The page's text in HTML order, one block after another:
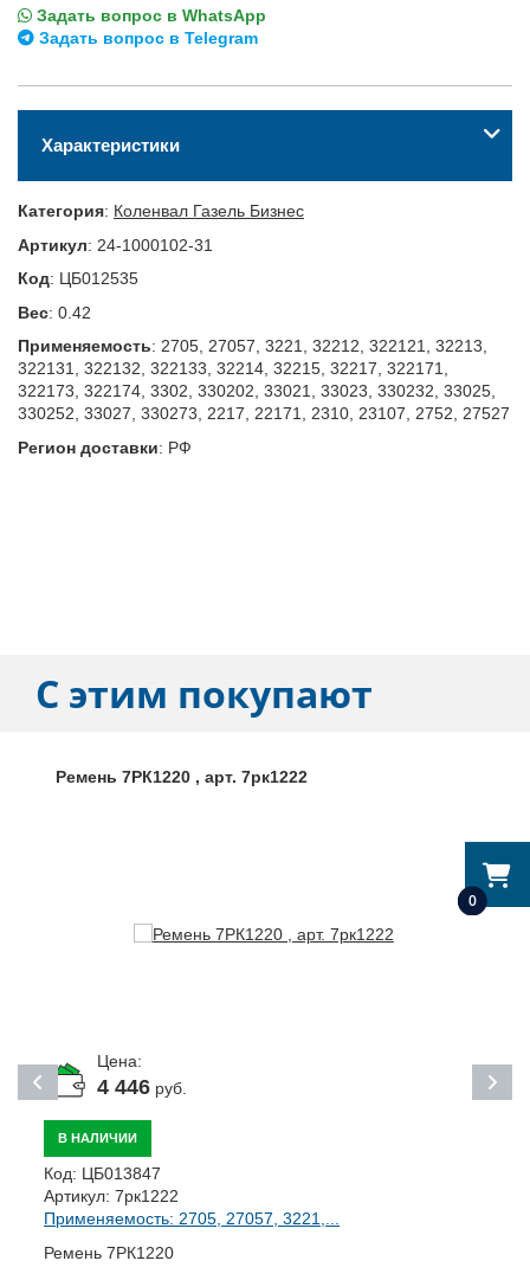
0
Задать вопрос в WhatsApp
Задать вопрос в Telegram
Характеристики
Категория: Коленвал Газель Бизнес
Артикул: 24-1000102-31
Код: ЦБ012535
Вес: 0.42
Применяемость: 2705, 27057, 3221, 32212, 322121, 32213,
322131, 322132, 322133, 32214, 32215, 32217, 322171,
322173, 322174, 3302, 330202, 33021, 33023, 330232, 33025,
330252, 33027, 330273, 2217, 22171, 2310, 23107, 2752, 27527
Регион доставки: РФ
С этим покупают
Ремень 7РК1220 , арт. 7рк1222
Цена:
4 446руб.
В НАЛИЧИИ
Код: ЦБ013847
Артикул: 7рк1222
Применяемость: 2705, 27057, 3221,...
Ремень 7РК1220